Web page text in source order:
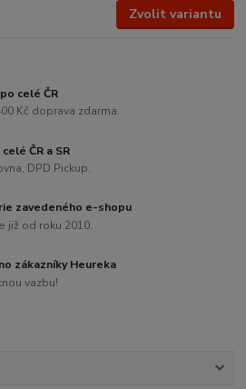
Zvolit variantu
celé ČR
Kč doprava zdarma.
ČR a SR
DPD Pickup.
zavedeného e-shopu
již od roku 2010.
zákazníky Heureka
vazbu!